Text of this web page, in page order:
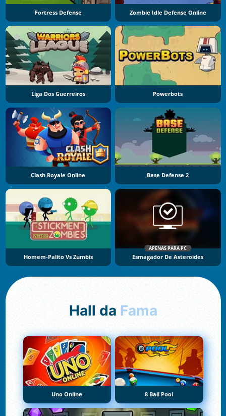
Fortress Defense Zombie Idle Defense Online
Liga Dos Guerreiros Powerbots
Clash Royale Online Base Defense 2
Homem-Palito Vs Zumbis
APENAS PARA PC
Esmagador De Asteroides
Hall da Fama
Uno Online 8 Ball Pool